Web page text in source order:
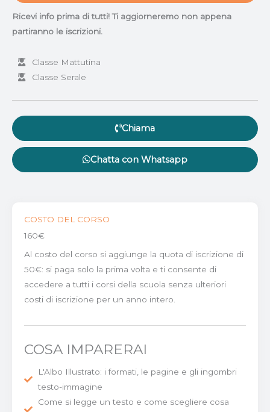
Ricevi info prima di tutti! Ti aggiorneremo non appena
partiranno le iscrizioni.
Classe Mattutina
Classe Serale
Chiama
Chatta con Whatsapp
COSTO DEL CORSO
160€
Al costo del corso si aggiunge la quota di iscrizione di
50€: si paga solo la prima volta e ti consente di
accedere a tutti i corsi della scuola senza ulteriori
costi di iscrizione per un anno intero.
COSA IMPARERAI
L'Albo Illustrato: i formati, le pagine e gli ingombri
testo-immagine
Come si legge un testo e come scegliere cosa